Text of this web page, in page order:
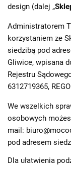
design (dalej „
Administratorem
korzystaniem ze
siedzibą pod
Gliwice, wpisana
Rejestru
6312719365,
We wszelkich
osobowych
mail:
pod adresem
Dla ułatwienia